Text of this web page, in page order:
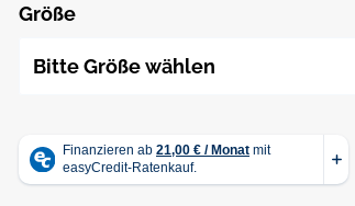
Größe
Bitte Größe wählen